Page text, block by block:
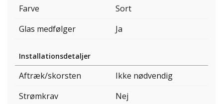
Farve
Sort
Glas medfølger
Ja
Installationsdetaljer
Aftræk/skorsten
Ikke nødvendig
Strømkrav
Nej